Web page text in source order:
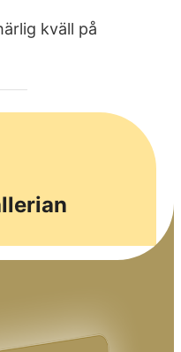
kväll på